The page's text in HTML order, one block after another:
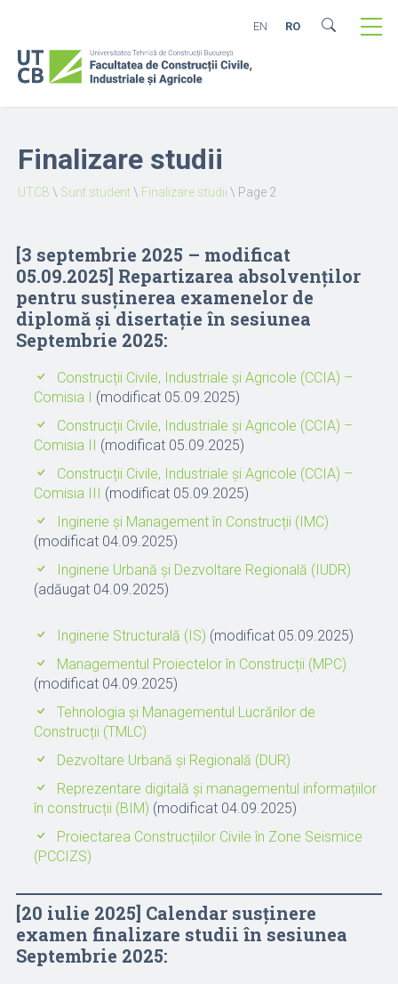
EN RO
Finalizare studii
UTCB \ Sunt student\ Finalizare studii \ Page 2
[3 septembrie 2025 – modificat
05.09.2025] Repartizarea absolvenților
pentru susținerea examenelor de
diplomă și disertație în sesiunea
Septembrie 2025:
Construcții Civile, Industriale și Agricole (CCIA) –
Comisia I (modificat 05.09.2025)
Construcții Civile, Industriale și Agricole (CCIA) –
Comisia II (modificat 05.09.2025)
Construcții Civile, Industriale și Agricole (CCIA) –
Comisia III (modificat 05.09.2025)
Inginerie și Management în Construcții (IMC)
(modificat 04.09.2025)
Inginerie Urbană și Dezvoltare Regională (IUDR)
(adăugat 04.09.2025)
Inginerie Structurală (IS) (modificat 05.09.2025)
Managementul Proiectelor în Construcții (MPC)
(modificat 04.09.2025)
Tehnologia și Managementul Lucrărilor de
Construcții (TMLC)
Dezvoltare Urbană și Regională (DUR)
Reprezentare digitală și managementul informațiilor
în construcții (BIM) (modificat 04.09.2025)
Proiectarea Construcțiilor Civile în Zone Seismice
(PCCIZS)
[20 iulie 2025] Calendar susținere
examen finalizare studii în sesiunea
Septembrie 2025: